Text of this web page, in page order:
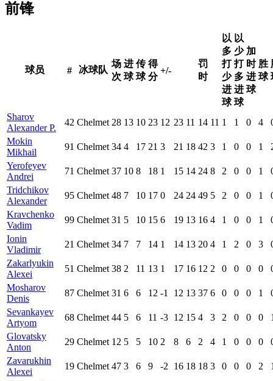
前锋
球员 # 冰球队
场
次
进
球
传
球
得
分
+/-
罚
时
以
多
打
少
进
球
以
少
打
多
进
球
加
时
进
球
胜
球
Sharov
Alexander P.
42 Chelmet 28 13 10 23 12 23 11 14 11 1 1 0 4
Mokin
Mikhail
91 Chelmet 34 4 17 21 3 21 18 42 3 1 0 0 1
Yerofeyev
Andrei
71 Chelmet 37 10 8 18 1 15 14 24 8 2 0 0 1
Tridchikov
Alexander
95 Chelmet 48 7 10 17 0 24 24 49 5 2 0 0 1
Kravchenko
Vadim
99 Chelmet 31 5 10 15 6 19 13 16 4 1 0 0 1
Ionin
Vladimir
21 Chelmet 34 7 7 14 1 14 13 20 4 1 2 0 3
Zakarlyukin
Alexei
51 Chelmet 38 2 11 13 1 17 16 12 2 0 0 0 0
Mosharov
Denis
87 Chelmet 31 6 6 12 -1 12 13 37 6 0 0 0 1
Sevankayev
Artyom
68 Chelmet 44 5 6 11 -3 12 15 4 3 2 0 0 0
Glovatsky
Anton
29 Chelmet 12 5 5 10 2 8 6 2 4 1 0 0 0
Zavarukhin
Alexei
19 Chelmet 47 3 6 9 -2 16 18 18 3 0 0 0 2